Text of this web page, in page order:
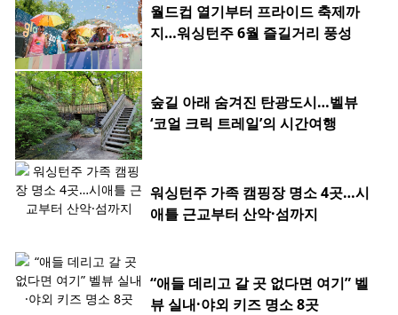
월드컵 열기부터 프라이드 축제까
지…워싱턴주 6월 즐길거리 풍성
숲길 아래 숨겨진 탄광도시…벨뷰
‘코얼 크릭 트레일’의 시간여행
워싱턴주 가족 캠핑장 명소 4곳…시
애틀 근교부터 산악·섬까지
“애들 데리고 갈 곳 없다면 여기” 벨
뷰 실내·야외 키즈 명소 8곳